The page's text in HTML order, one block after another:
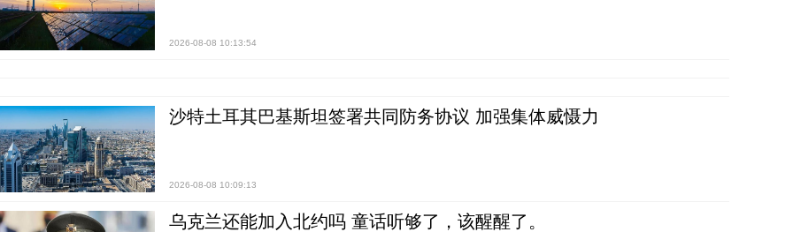
2026-08-08 10:13:54
沙特土耳其巴基斯坦签署共同防务协议 加强集体威慑力
2026-08-08 10:09:13
乌克兰还能加入北约吗 童话听够了，该醒醒了。